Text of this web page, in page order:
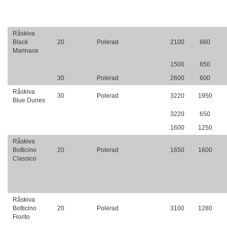
Råskiva
Black
Marinace
20 Polerad 2100 660
1500
650
30
Polerad 2600
600
Råskiva
Blue Dunes
30 Polerad 3220 1950
3220
650
1600
1250
Råskiva
Botticino
Classico
20 Polerad 1650 1600
Råskiva
Botticino
Fiorito
20 Polerad 3100 1280